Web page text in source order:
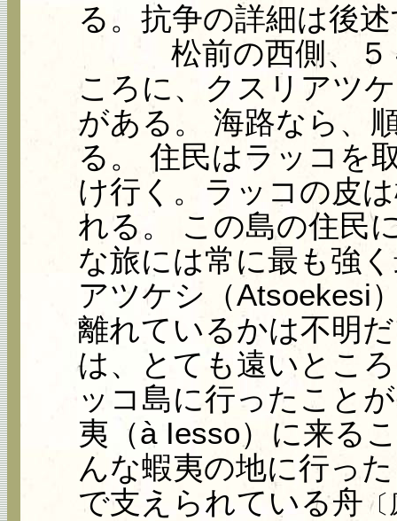
る。抗争の詳細は後
松前の西側、５４
ころに、クスリアツ
がある。 海路なら、
る。 住民はラッコを
け行く。ラッコの皮
れる。 この島の住民
な旅には常に最も強
アツケシ（Atsoekesi
離れているかは不明
は、とても遠いとこ
ッコ島に行ったこと
夷（à Iesso）に来る
んな蝦夷の地に行っ
で支えられている舟